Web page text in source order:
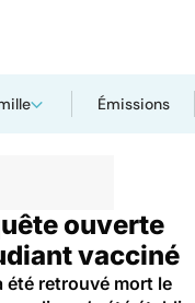
Émissions
ouverte
vacciné
été retrouvé mort le